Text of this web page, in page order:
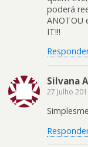
poderá
ANOTOU
IT!!!
Silvana
27 Julho